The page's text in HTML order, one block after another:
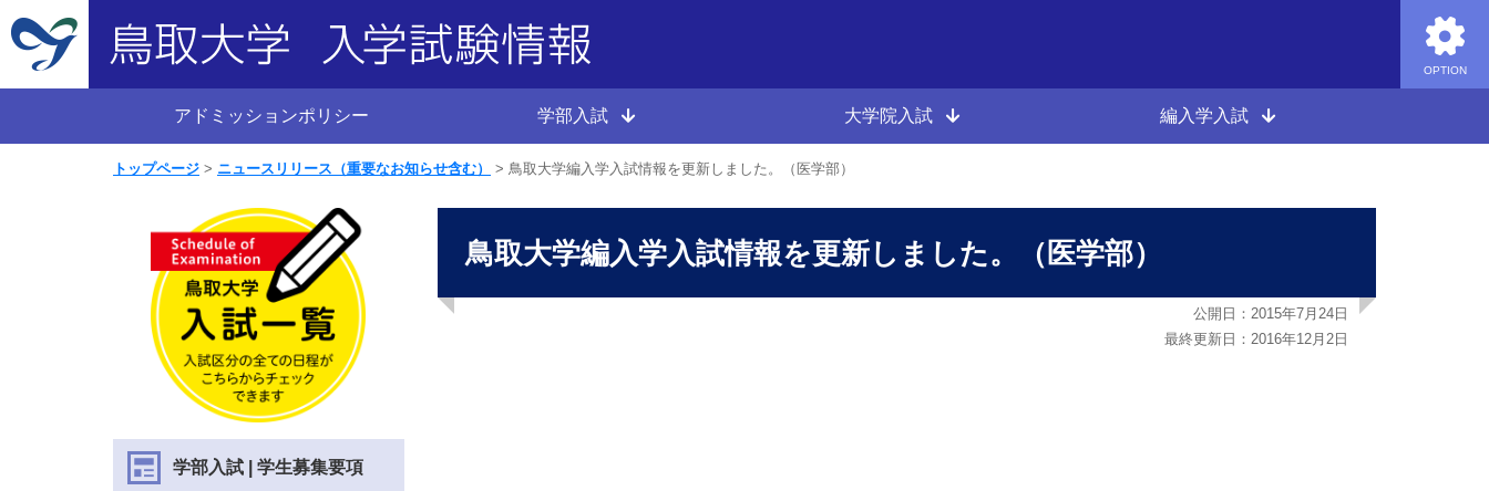
アドミッションポリシー 学部入試 大学院入試 編入学入試
トップページ ニュースリリース（重要なお知らせ含む） 鳥取大学編入学入試情報を更新しました。（医学部）
鳥取大学編入学入試情報を更新しました。（医学部）
公開日：2015年7月24日
最終更新日：2016年12月2日
学部入試 | 学生募集要項
OPTION